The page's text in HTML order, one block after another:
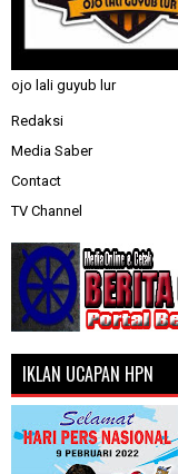
ojo lali guyub lur
Redaksi
Media Saber
Contact
TV Channel
IKLAN UCAPAN HPN